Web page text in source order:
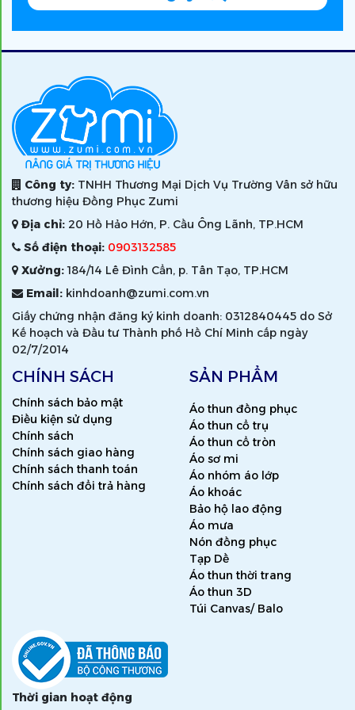
Công ty: TNHH Thương Mại Dịch Vụ Trường Vân sở hữu
thương hiệu Đồng Phục Zumi
Địa chỉ: 20 Hồ Hảo Hớn, P. Cầu Ông Lãnh, TP.HCM
Số điện thoại: 0903132585
Xưởng:184/14 Lê Đình Cẩn, p. Tân Tạo, TP.HCM
Email: kinhdoanh@zumi.com.vn
Giấy chứng nhận đăng ký kinh doanh: 0312840445 do Sở
Kế hoạch và Đầu tư Thành phố Hồ Chí Minh cấp ngày
02/7/2014
CHÍNH SÁCH
Chính sách bảo mật
Điều kiện sử dụng
Chính sách
Chính sách giao hàng
Chính sách thanh toán
Chính sách đổi trả hàng
SẢN PHẨM
Áo thun đồng phục
Áo thun cổ trụ
Áo thun cổ tròn
Áo sơ mi
Áo nhóm áo lớp
Áo khoác
Bảo hộ lao động
Áo mưa
Nón đồng phục
Tạp Dề
Áo thun thời trang
Áo thun 3D
Túi Canvas/ Balo
Thời gian hoạt động